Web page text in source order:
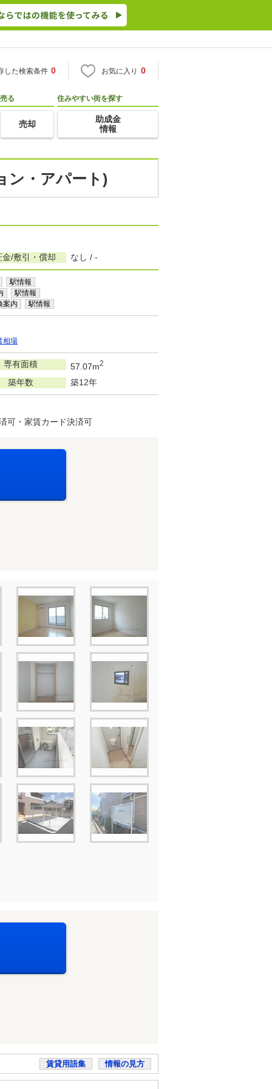
した検索条件 0 お気に入り 0
売る
売却
住みやすい街を探す
助成金
情報
ン・アパート)
金/敷引・償却 なし / -
駅情報
駅情報
案内
駅情報
相場
専有面積 57.07m2
築年数 築12年
可・家賃カード決済可
賃貸用語集 情報の見方